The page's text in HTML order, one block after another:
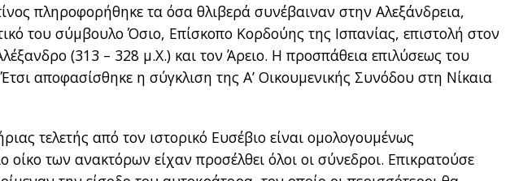
πληροφορήθηκε τα όσα θλιβερά συνέβαιναν στην Αλεξάνδρεια,
του σύμβουλο Όσιο, Επίσκοπο Κορδούης της Ισπανίας, επιστολή στον
(313 – 328 μ.Χ.) και τον Άρειο. Η προσπάθεια επιλύσεως του
αποφασίσθηκε η σύγκλιση της Α’ Οικουμενικής Συνόδου στη Νίκαια
τελετής από τον ιστορικό Ευσέβιο είναι ομολογουμένως
οίκο των ανακτόρων είχαν προσέλθει όλοι οι σύνεδροι. Επικρατούσε